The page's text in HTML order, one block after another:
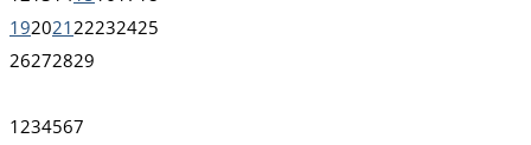
192021 22232425
26272829
1 234567